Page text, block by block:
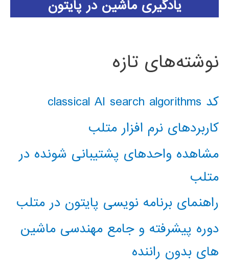
یادگیری ماشین در پایتون
نوشته‌های تازه
کد classical AI search algorithms
کاربردهای نرم افزار متلب
مشاهده واحدهای پشتیبانی شونده در
متلب
راهنمای برنامه نویسی پایتون در متلب
دوره پیشرفته و جامع مهندسی ماشین
های بدون راننده